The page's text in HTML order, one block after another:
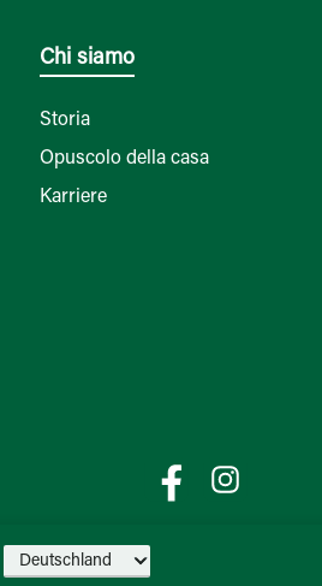
Chi siamo
Storia
Opuscolo della casa
Karriere
FacebookInstagram